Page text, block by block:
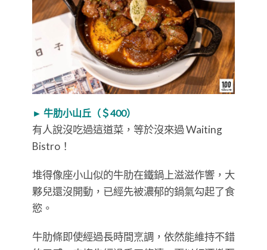
► 牛肋小山丘（＄400）
有人說沒吃過這道菜，等於沒來過 Waiting
Bistro！
堆得像座小山似的牛肋在鐵鍋上滋滋作響，大
夥兒還沒開動，已經先被濃郁的鍋氣勾起了食
慾。
牛肋條即使經過長時間烹調，依然能維持不錯